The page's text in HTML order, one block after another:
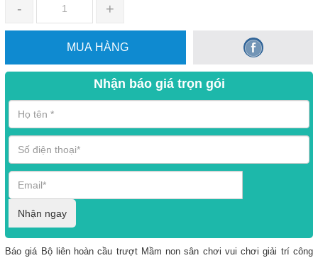
- +
MUA HÀNG
Nhận báo giá trọn gói
Nhận ngay
Báo giá Bộ liên hoàn cầu trượt Mầm non sân chơi vui chơi giải trí công